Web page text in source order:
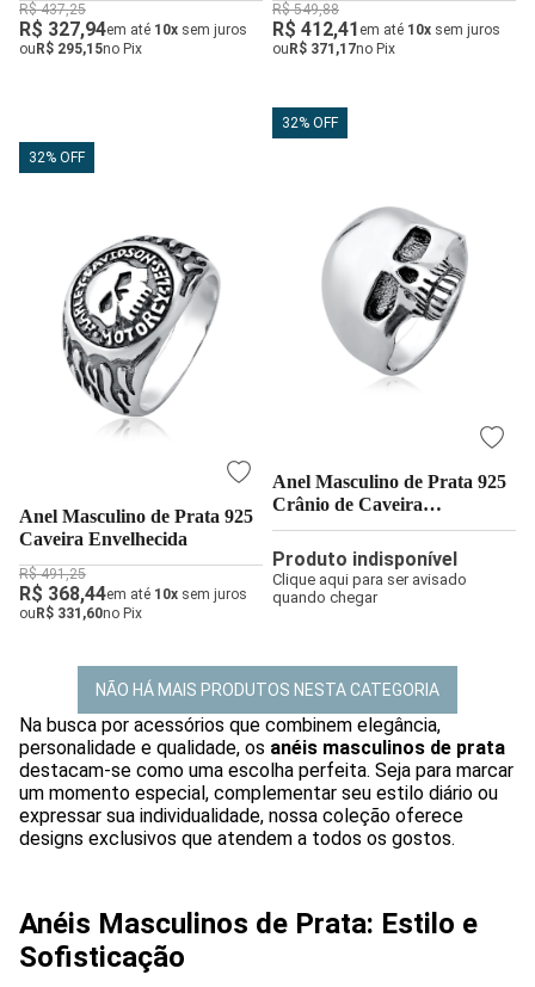
R$ 437,25
R$ 327,94em até 10x sem juros
ou R$ 295,15no Pix
R$ 549,88
R$ 412,41 em até 10x sem juros
ou R$ 371,17no Pix
32% OFF
Anel Masculino de Prata 925
Caveira Envelhecida
R$ 491,25
R$ 368,44em até 10x sem juros
ou R$ 331,60no Pix
32% OFF
Anel Masculino de Prata 925
Crânio de Caveira
Envelhecido
Produto indisponível
Clique aqui para ser avisado
quando chegar
NÃO HÁ MAIS PRODUTOS NESTA CATEGORIA
Na busca por acessórios que combinem elegância,
personalidade e qualidade, os anéis masculinos de prata
destacam-se como uma escolha perfeita. Seja para marcar
um momento especial, complementar seu estilo diário ou
expressar sua individualidade, nossa coleção oferece
designs exclusivos que atendem a todos os gostos.
Anéis Masculinos de Prata: Estilo e
Sofisticação